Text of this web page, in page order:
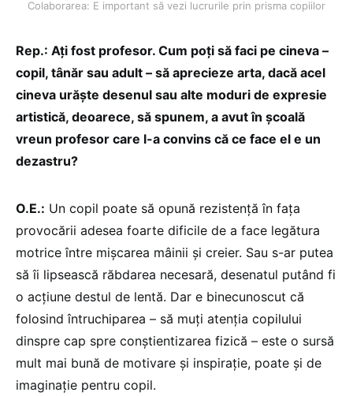
Colaborarea: E important să vezi lucrurile prin prisma copiilor
Rep.: Ați fost profesor. Cum poți să faci pe cineva –
copil, tânăr sau adult – să aprecieze arta, dacă acel
cineva urăște desenul sau alte moduri de expresie
artistică, deoarece, să spunem, a avut în școală
vreun profesor care l-a convins că ce face el e un
dezastru?
O.E.: Un copil poate să opună rezistență în fața
provocării adesea foarte dificile de a face legătura
motrice între mișcarea mâinii și creier. Sau s-ar putea
să îi lipsească răbdarea necesară, desenatul putând fi
o acțiune destul de lentă. Dar e binecunoscut că
folosind întruchiparea – să muți atenția copilului
dinspre cap spre conștientizarea fizică – este o sursă
mult mai bună de motivare și inspirație, poate și de
imaginație pentru copil.